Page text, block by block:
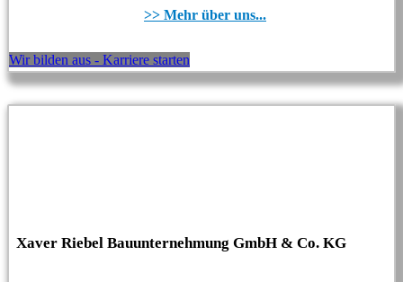
>> Mehr über uns...
Wir bilden aus - Karriere starten
Xaver Riebel Bauunternehmung GmbH & Co. KG